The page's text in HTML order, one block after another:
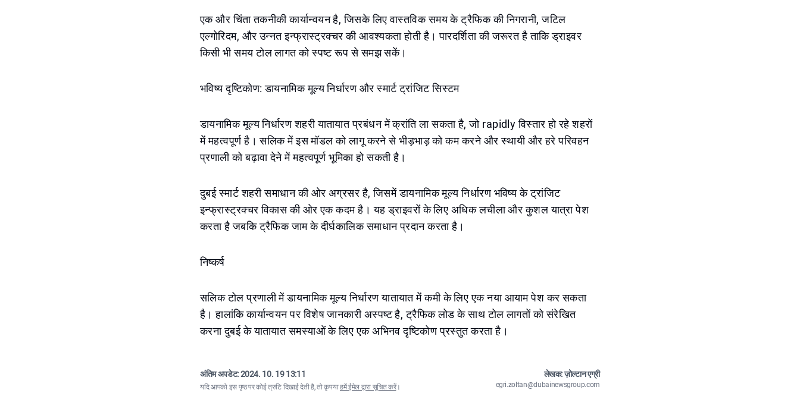
एक और चिंता तकनीकी कार्यान्वयन है, जिसके लिए वास्तविक समय के ट्रैफिक की निगरानी, जटिल
एल्गोरिदम, और उन्नत इन्फ्रास्ट्रक्चर की आवश्यकता होती है। पारदर्शिता की जरूरत है ताकि ड्राइवर
किसी भी समय टोल लागत को स्पष्ट रूप से समझ सकें।
भविष्य दृष्टिकोण: डायनामिक मूल्य निर्धारण और स्मार्ट ट्रांजिट सिस्टम
डायनामिक मूल्य निर्धारण शहरी यातायात प्रबंधन में क्रांति ला सकता है, जो rapidly विस्तार हो रहे शहरों
में महत्वपूर्ण है। सलिक में इस मॉडल को लागू करने से भीड़भाड़ को कम करने और स्थायी और हरे परिवहन
प्रणाली को बढ़ावा देने में महत्वपूर्ण भूमिका हो सकती है।
दुबई स्मार्ट शहरी समाधान की ओर अग्रसर है, जिसमें डायनामिक मूल्य निर्धारण भविष्य के ट्रांजिट
इन्फ्रास्ट्रक्चर विकास की ओर एक कदम है। यह ड्राइवरों के लिए अधिक लचीला और कुशल यात्रा पेश
करता है जबकि ट्रैफिक जाम के दीर्घकालिक समाधान प्रदान करता है।
निष्कर्ष
सलिक टोल प्रणाली में डायनामिक मूल्य निर्धारण यातायात में कमी के लिए एक नया आयाम पेश कर सकता
है। हालांकि कार्यान्वयन पर विशेष जानकारी अस्पष्ट है, ट्रैफिक लोड के साथ टोल लागतों को संरेखित
करना दुबई के यातायात समस्याओं के लिए एक अभिनव दृष्टिकोण प्रस्तुत करता है।
अंतिम अपडेट:2024. 10. 19 13:11
यदि आपको इस पृष्ठ पर कोई त्रुटि दिखाई देती है, तो कृपयाहमें ईमेल द्वारा सूचित करें।
लेखक: ज़ोल्टान एग्री
egri.zoltan@dubainewsgroup.com